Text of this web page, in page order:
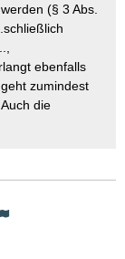
(§ 3 Abs.
ebenfalls
geht zumindest
die